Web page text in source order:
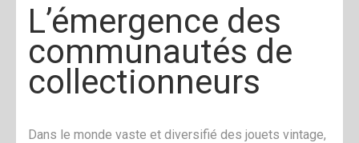
L’émergence des
communautés de
collectionneurs
Dans le monde vaste et diversifié des jouets vintage,